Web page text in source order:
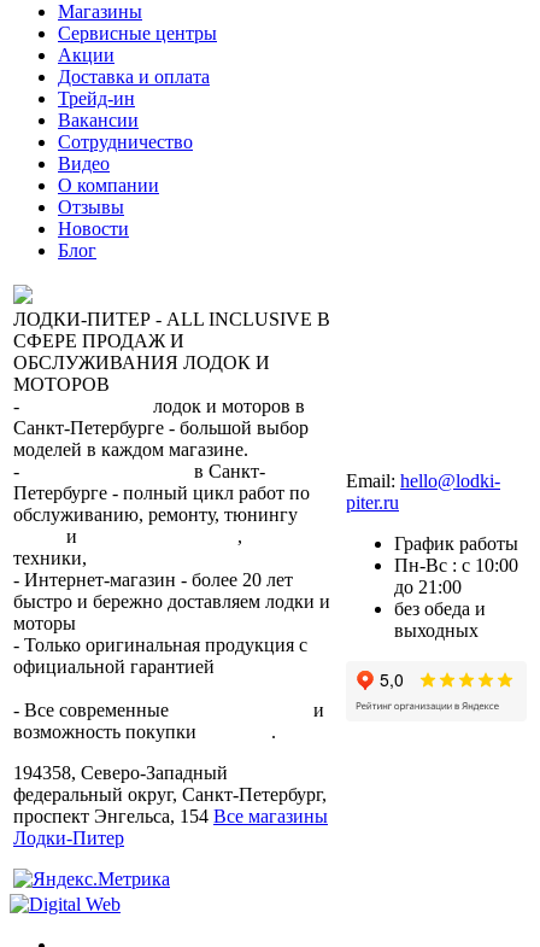
Магазины
Сервисные центры
Акции
Доставка и оплата
Трейд-ин
Вакансии
Сотрудничество
Видео
О компании
Отзывы
Новости
Блог
ЛОДКИ-ПИТЕР - ALL INCLUSIVE В
СФЕРЕ ПРОДАЖ И
ОБСЛУЖИВАНИЯ ЛОДОК И
МОТОРОВ
-
лодок и моторов в
Санкт-Петербурге - большой выбор
моделей в каждом магазине.
-
в Санкт-
Петербурге - полный цикл работ по
обслуживанию, ремонту, тюнингу
и ,
техники,
- Интернет-магазин - более 20 лет
быстро и бережно доставляем лодки и
моторы
- Только оригинальная продукция с
официальной гарантией
- Все современные
и
возможность покупки
.
194358, Северо-Западный
федеральный округ, Санкт-Петербург,
проспект Энгельса, 154 Все магазины
Лодки-Питер
Email: hello@lodki-
piter.ru
График работы
Пн-Вс : с 10:00
до 21:00
без обеда и
выходных